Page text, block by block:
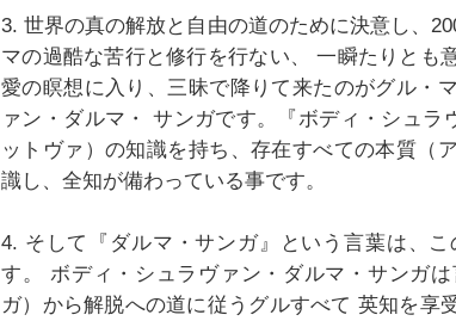
3. 世界の真の解放と自由の道のために決意し、
マの過酷な苦行と修行を行ない、 一瞬たりとも
愛の瞑想に入り、三昧で降りて来たのがグル・
ァン・ダルマ・ サンガです。『ボディ・シュ
ットヴァ）の知識を持ち、存在すべての本質（
識し、全知が備わっている事です。
4. そして『ダルマ・サンガ』という言葉は、
す。 ボディ・シュラヴァン・ダルマ・サンガ
ガ）から解脱への道に従うグルすべて 英知を享